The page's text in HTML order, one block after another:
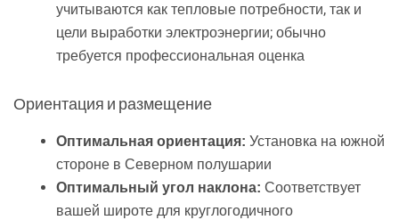
учитываются как тепловые потребности, так и
цели выработки электроэнергии; обычно
требуется профессиональная оценка
Ориентация и размещение
Оптимальная ориентация: Установка на южной
стороне в Северном полушарии
Оптимальный угол наклона: Соответствует
вашей широте для круглогодичного